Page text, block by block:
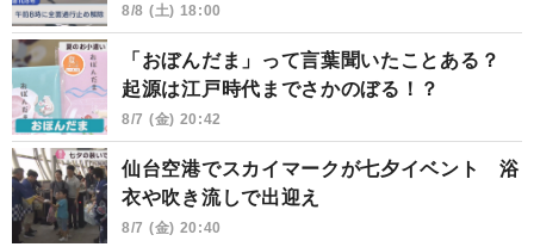
8/8 (土) 18:00
「おぼんだま」って言葉聞いたことある？
起源は江戸時代までさかのぼる！？
8/7 (金) 20:42
仙台空港でスカイマークが七夕イベント 浴
衣や吹き流しで出迎え
8/7 (金) 20:40